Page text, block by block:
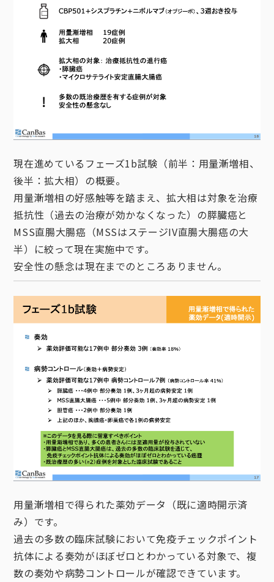
現在進めているフェーズ1b試験（前半：用量漸増相、
後半：拡大相）の概要。
用量漸増相の好感触等を踏まえ、拡大相は対象を治療
抵抗性（過去の治療が効かなくなった）の膵臓癌と
MSS直腸大腸癌（MSSはステージIV直腸大腸癌の大
半）に絞って現在実施中です。
安全性の懸念は現在までのところありません。
用量漸増相で得られた薬効データ（既に適時開示済
み）です。
過去の多数の臨床試験において免疫チェックポイント
抗体による奏効がほぼゼロとわかっている対象で、複
数の奏効や病勢コントロールが確認できています。